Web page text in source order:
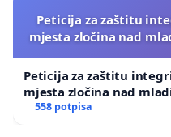
Peticija za zaštitu
mjesta zločina nad
Peticija za zaštitu
mjesta zločina nad
558 potpisa